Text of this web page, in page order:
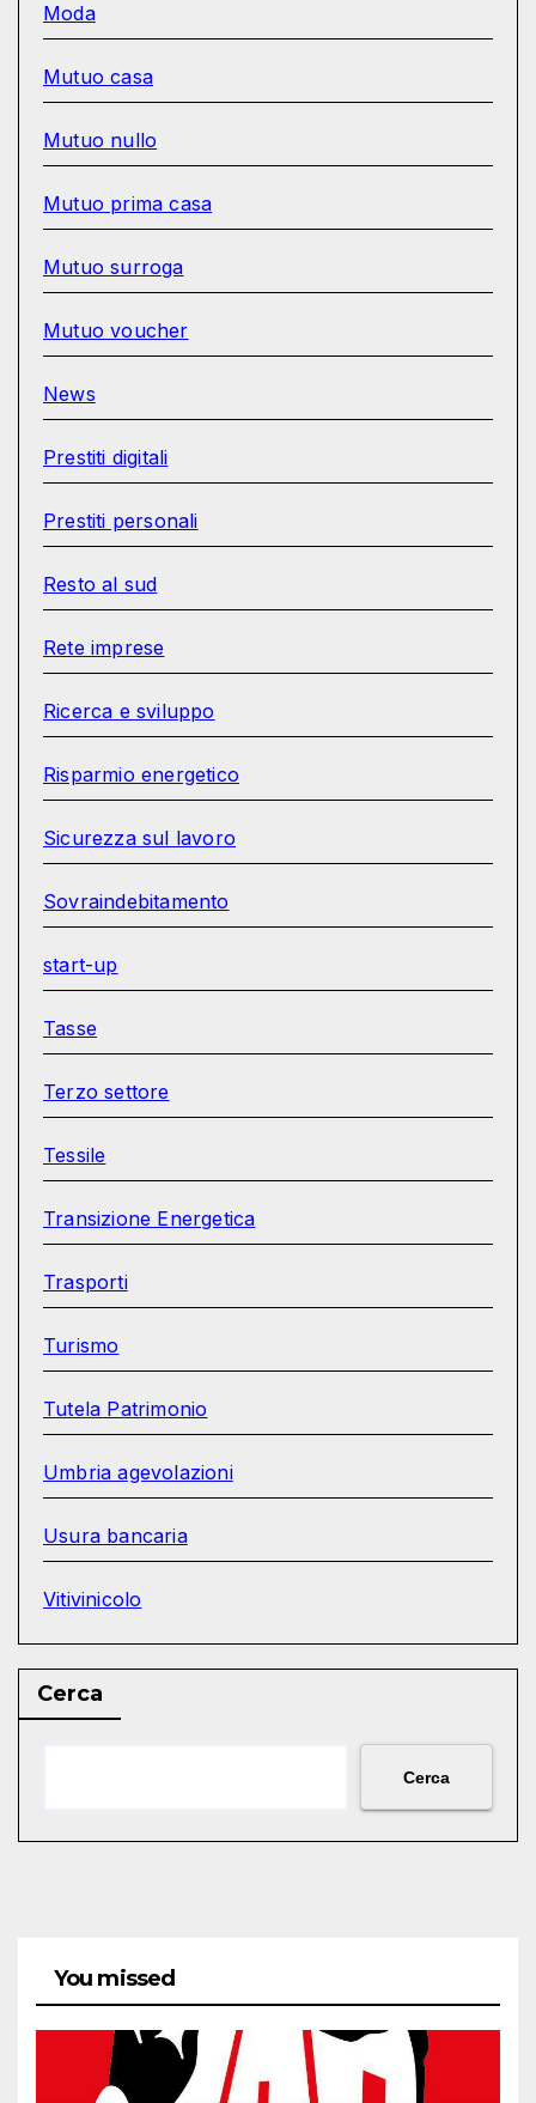
Moda
Mutuo casa
Mutuo nullo
Mutuo prima casa
Mutuo surroga
Mutuo voucher
News
Prestiti digitali
Prestiti personali
Resto al sud
Rete imprese
Ricerca e sviluppo
Risparmio energetico
Sicurezza sul lavoro
Sovraindebitamento
start-up
Tasse
Terzo settore
Tessile
Transizione Energetica
Trasporti
Turismo
Tutela Patrimonio
Umbria agevolazioni
Usura bancaria
Vitivinicolo
Cerca
Cerca
You missed